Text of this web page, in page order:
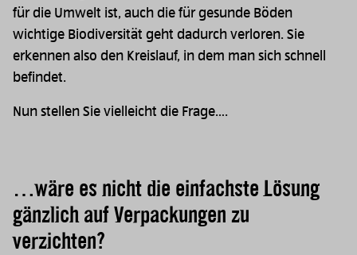
für die Umwelt ist, auch die für gesunde Böden
wichtige Biodiversität geht dadurch verloren. Sie
erkennen also den Kreislauf, in dem man sich schnell
befindet.
Nun stellen Sie vielleicht die Frage….
…wäre es nicht die einfachste Lösung
gänzlich auf Verpackungen zu
verzichten?